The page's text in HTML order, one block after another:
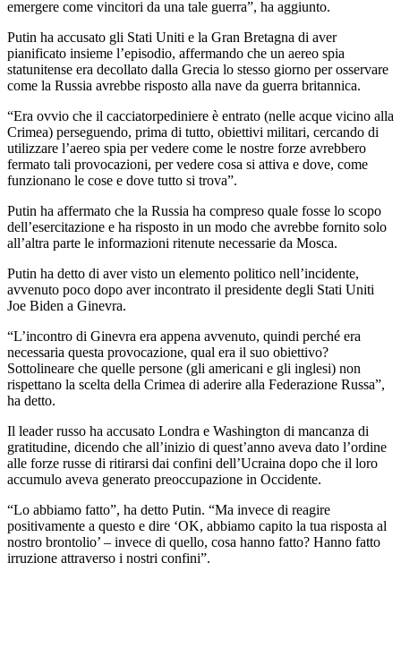
emergere come vincitori da una tale guerra”, ha aggiunto.
Putin ha accusato gli Stati Uniti e la Gran Bretagna di aver
pianificato insieme l’episodio, affermando che un aereo spia
statunitense era decollato dalla Grecia lo stesso giorno per osservare
come la Russia avrebbe risposto alla nave da guerra britannica.
“Era ovvio che il cacciatorpediniere è entrato (nelle acque vicino alla
Crimea) perseguendo, prima di tutto, obiettivi militari, cercando di
utilizzare l’aereo spia per vedere come le nostre forze avrebbero
fermato tali provocazioni, per vedere cosa si attiva e dove, come
funzionano le cose e dove tutto si trova”.
Putin ha affermato che la Russia ha compreso quale fosse lo scopo
dell’esercitazione e ha risposto in un modo che avrebbe fornito solo
all’altra parte le informazioni ritenute necessarie da Mosca.
Putin ha detto di aver visto un elemento politico nell’incidente,
avvenuto poco dopo aver incontrato il presidente degli Stati Uniti
Joe Biden a Ginevra.
“L’incontro di Ginevra era appena avvenuto, quindi perché era
necessaria questa provocazione, qual era il suo obiettivo?
Sottolineare che quelle persone (gli americani e gli inglesi) non
rispettano la scelta della Crimea di aderire alla Federazione Russa”,
ha detto.
Il leader russo ha accusato Londra e Washington di mancanza di
gratitudine, dicendo che all’inizio di quest’anno aveva dato l’ordine
alle forze russe di ritirarsi dai confini dell’Ucraina dopo che il loro
accumulo aveva generato preoccupazione in Occidente.
“Lo abbiamo fatto”, ha detto Putin. “Ma invece di reagire
positivamente a questo e dire ‘OK, abbiamo capito la tua risposta al
nostro brontolio’ – invece di quello, cosa hanno fatto? Hanno fatto
irruzione attraverso i nostri confini”.